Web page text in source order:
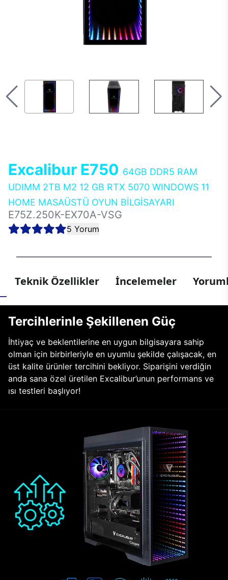
Excalibur E750 64GB DDR5 RAM
UDIMM 2TB M2 12 GB RTX 5070 WINDOWS 11
HOME MASAÜSTÜ OYUN BİLGİSAYARI
E75Z.250K-EX70A-VSG
5 Yorum
Teknik Özellikler İncelemeler
Tercihlerinle Şekillenen Güç
İhtiyaç ve beklentilerine en uygun bilgisayara sahip
olman için birbirleriyle en uyumlu şekilde çalışacak, en
üst kalite ürünler tercihini bekliyor. Siparişini verdiğin
anda sana özel üretilen Excalibur’unun performans ve
ısı testleri başlıyor!